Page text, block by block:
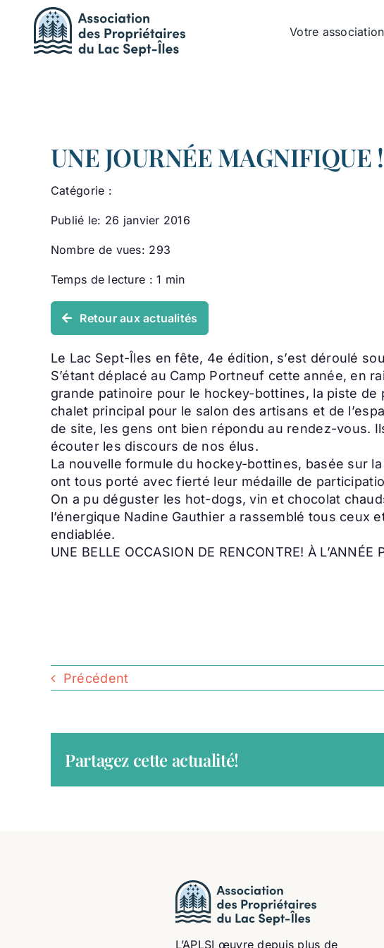
Passer
contenu
Votre association
UNE JOURNÉE MAGNIFIQUE !
Catégorie :
Publié le: 26 janvier 2016
Nombre de vues: 293
Temps de lecture : 1 min
Retour aux actualités
Le Lac Sept-Îles en fête, 4e édition, s’est déroulé
S’étant déplacé au Camp Portneuf cette année, en
grande patinoire pour le hockey-bottines, la piste
chalet principal pour le salon des artisans et de
de site, les gens ont bien répondu au rendez-vous.
écouter les discours de nos élus.
La nouvelle formule du hockey-bottines, basée sur
ont tous porté avec fierté leur médaille de
On a pu déguster les hot-dogs, vin et chocolat
l’énergique Nadine Gauthier a rassemblé tous
endiablée.
UNE BELLE OCCASION DE RENCONTRE! À L’ANNÉE
Précédent
Partagez cette actualité!
L’APLSI œuvre depuis plus de